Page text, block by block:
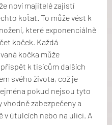
noví majitelé zajistí
koťat. To může vést k
které exponenciálně
koček. Každá
kočka může
k tisícům dalších
svého života, což je
pokud nejsou tyto
vhodně zabezpečeny a
v útulcích nebo na ulici. A